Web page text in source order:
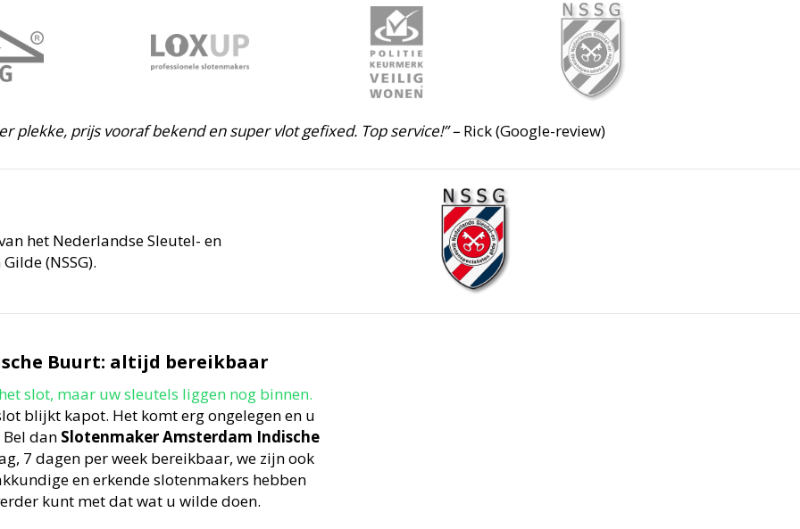
plekke, prijs vooraf bekend en super vlot gefixed. Top service!” – Rick (Google-review)
het Nederlandse Sleutel- en
(NSSG).
Buurt: altijd bereikbaar
slot, maar uw sleutels liggen nog binnen.
blijkt kapot. Het komt erg ongelegen en u
dan Slotenmaker Amsterdam Indische
7 dagen per week bereikbaar, we zijn ook
en erkende slotenmakers hebben
kunt met dat wat u wilde doen.